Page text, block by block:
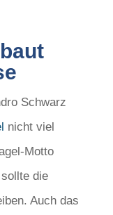
Schwarz
nicht viel
Motto
die
Auch das